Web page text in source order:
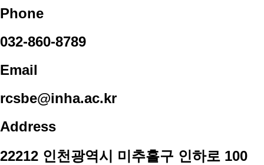
Phone
032-860-8789
Email
rcsbe@inha.ac.kr
Address
22212 인천광역시 미추홀구 인하로 100